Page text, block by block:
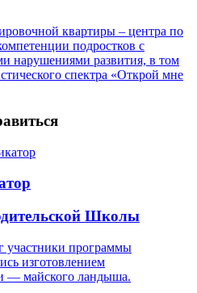
квартиры – центра по
подростков с
нарушениями развития, в том
спектра «Открой мне
Школы